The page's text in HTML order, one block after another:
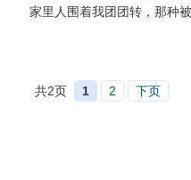
家里人围着我团团转，那种
共2页 1 2 下页